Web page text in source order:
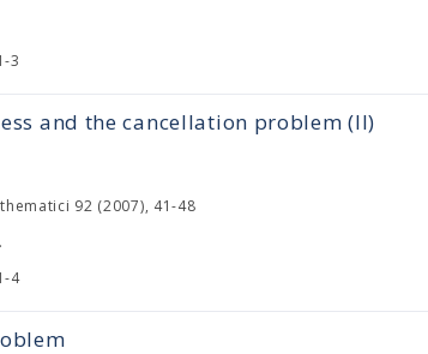
3
and the cancellation problem (II)
92 (2007), 41-48
4